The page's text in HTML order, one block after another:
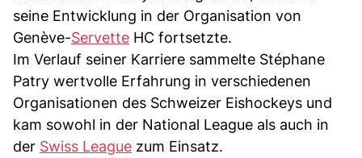
seine Entwicklung in der Organisation von
Genève-Servette HC fortsetzte.
Im Verlauf seiner Karriere sammelte Stéphane
Patry wertvolle Erfahrung in verschiedenen
Organisationen des Schweizer Eishockeys und
kam sowohl in der National League als auch in
der Swiss League zum Einsatz.